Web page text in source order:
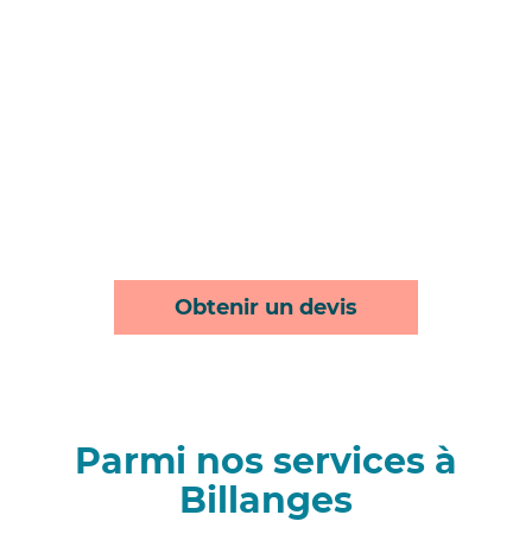
Obtenir un devis
Parmi nos services à
Billanges